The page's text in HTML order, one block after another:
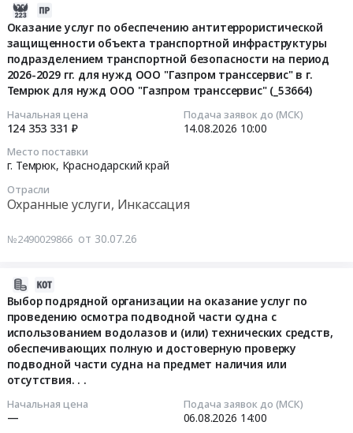
04
Оказание услуг по обеспечению антитеррористической
защищенности объекта транспортной инфраструктуры
подразделением транспортной безопасности на период
2026-2029 гг. для нужд ООО "Газпром транссервис" в г.
Темрюк для нужд ООО "Газпром транссервис" (_53664)
Начальная цена
124 353 331 ₽
Подача заявок до (МСК)
14.08.2026 10:00
Место поставки
г. Темрюк, Краснодарский край
Отрасли
Охранные услуги, Инкассация
№2490029866 от 30.07.26
Выбор подрядной организации на оказание услуг по
проведению осмотра подводной части судна с
использованием водолазов и (или) технических средств,
обеспечивающих полную и достоверную проверку
подводной части судна на предмет наличия или
отсутствия. . .
Начальная цена
—
Подача заявок до (МСК)
06.08.2026 14:00